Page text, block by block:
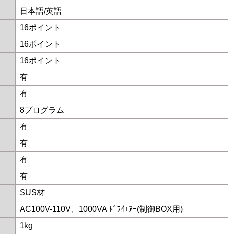
日本語/英語
16ポイント
16ポイント
16ポイント
有
有
8プログラム
有
有
有
有
SUS材
AC100V-110V、1000VA ﾄﾞﾗｲｴｱｰ(制御BOX用)
1kg